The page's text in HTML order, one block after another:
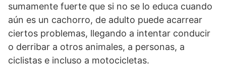
sumamente fuerte que si no se lo educa cuando
aún es un cachorro, de adulto puede acarrear
ciertos problemas, llegando a intentar conducir
o derribar a otros anima­les, a personas, a
ciclistas e incluso a motocicletas.